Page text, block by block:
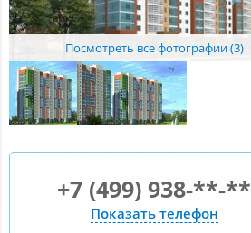
Посмотреть все фотографии (3)
+7 (499) 938-**-**
Показать телефон